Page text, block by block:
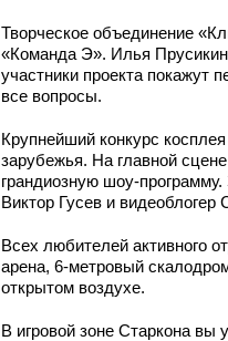
Творческое объединение
«Команда Э». Илья
участники проекта покажут
все вопросы.
Крупнейший конкурс
зарубежья. На главной
грандиозную шоу-
Виктор Гусев и видеоблогер
Всех любителей активного
арена, 6-метровый
открытом воздухе.
В игровой зоне Старкона вы